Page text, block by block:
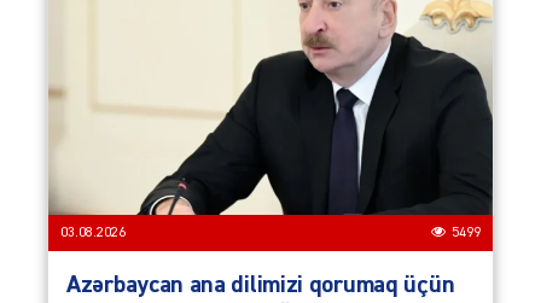
03.08.2026 5499
Azərbaycan ana dilimizi qorumaq üçün